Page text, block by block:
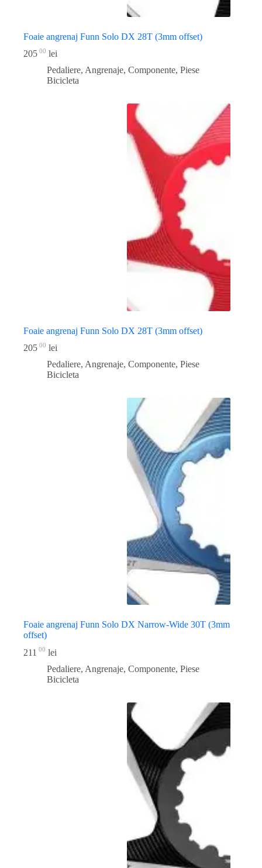
Foaie angrenaj Funn Solo DX 28T (3mm offset)
205 00 lei
Pedaliere, Angrenaje, Componente, Piese
Bicicleta
Foaie angrenaj Funn Solo DX 28T (3mm offset)
205 00 lei
Pedaliere, Angrenaje, Componente, Piese
Bicicleta
Foaie angrenaj Funn Solo DX Narrow-Wide 30T (3mm
offset)
211 00 lei
Pedaliere, Angrenaje, Componente, Piese
Bicicleta